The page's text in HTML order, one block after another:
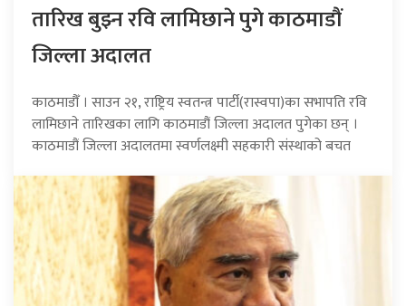
तारिख बुझ्न रवि लामिछाने पुगे काठमाडौं
जिल्ला अदालत
काठमाडौँ । साउन २१, राष्ट्रिय स्वतन्त्र पार्टी(रास्वपा)का सभापति रवि
लामिछाने तारिखका लागि काठमाडौं जिल्ला अदालत पुगेका छन् ।
काठमाडौं जिल्ला अदालतमा स्वर्णलक्ष्मी सहकारी संस्थाको बचत